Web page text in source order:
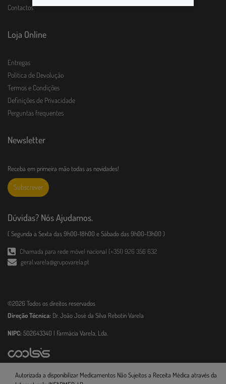
Contactos
Loja Online
Entregas
Política de Devolução
Termos e Condições
Definições de Privacidade
Perguntas frequentes
Newsletter
Receba em primeira mão todas as novidades!
Subscrever
Dúvidas? Nós Ajudamos.
( Segunda a Sexta das 9h00-18h00 e Sábado das 9h00-13h00 )
Chamada para rede móvel nacional (+351) 926 356 632
geral.varela@grupovarela.pt
©2026 Todos os direitos reservados
Direção Técnica: Dr. João José da Silva Rebotin Varela
NIPC: 502643340 | Farmácia Varela, Lda.
Autorizada a disponibilizar Medicamentos Não Sujeitos a Receita Médica através da